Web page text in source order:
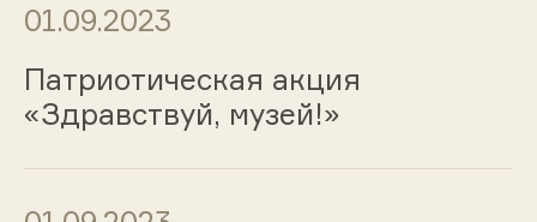
01.09.2023
Патриотическая акция
«Здравствуй, музей!»